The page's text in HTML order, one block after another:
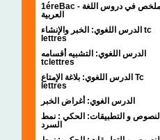
1éreBac - ملخص في دروس اللغة
العربية
الدرس اللغوي: الخبر والإنشاء tc
lettres
الدرس اللغوي: التشبيه أقسامه
tclettres
الدرس اللغوي: بلاغة الإمتاع Tc
lettres
الدرس الغوي: أغراض الخبر
النصوص و التطبيقات: الحكي : نمط
السرد